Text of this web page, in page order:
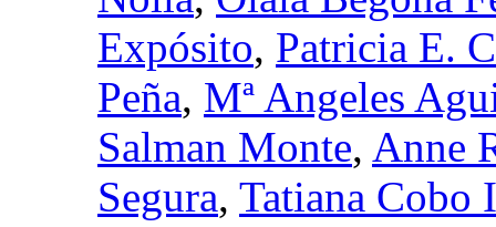
Expósito, Patricia E.
Peña, Mª Angeles
Salman Monte, Anne
Segura, Tatiana Cobo